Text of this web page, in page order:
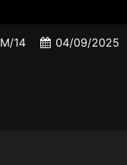
M/14 04/09/2025